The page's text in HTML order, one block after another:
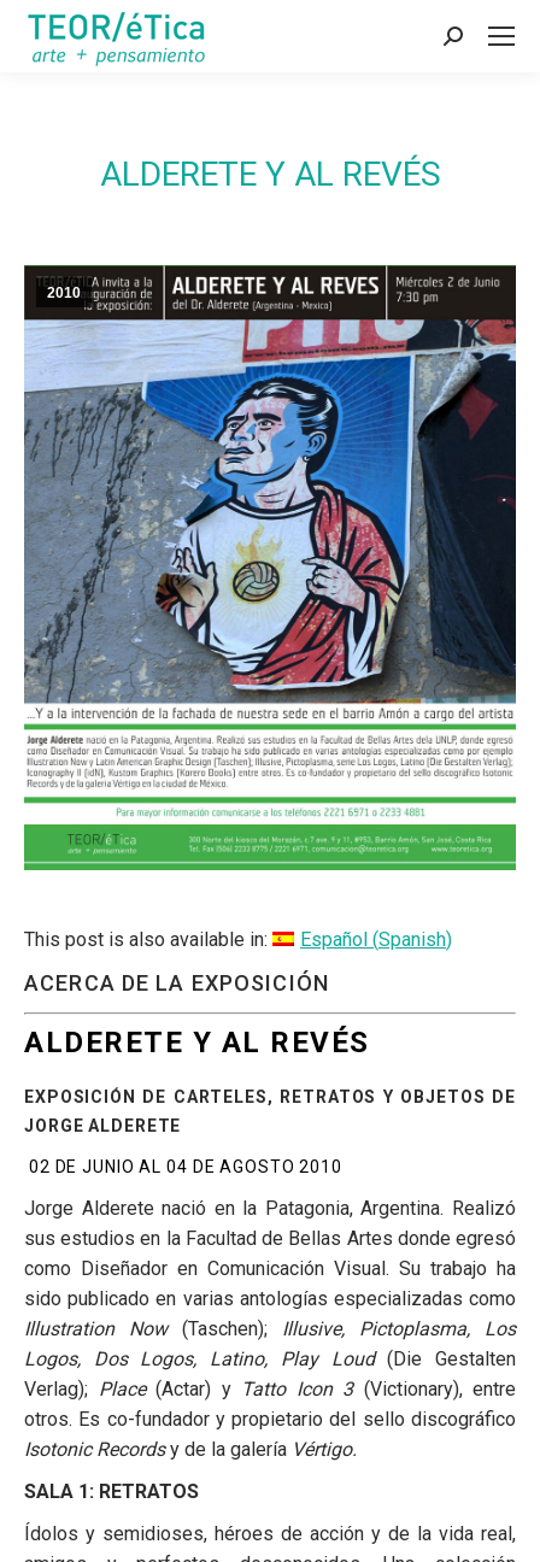
Search:
ALDERETE Y AL REVÉS
2010
This post is also available in: Español (Spanish)
ACERCA DE LA EXPOSICIÓN
ALDERETE Y AL REVÉS
EXPOSICIÓN DE CARTELES, RETRATOS Y OBJETOS DE
JORGE ALDERETE
02 DE JUNIO AL 04 DE AGOSTO 2010
Jorge Alderete nació en la Patagonia, Argentina. Realizó
sus estudios en la Facultad de Bellas Artes donde egresó
como Diseñador en Comunicación Visual. Su trabajo ha
sido publicado en varias antologías especializadas como
Illustration Now(Taschen); Illusive, Pictoplasma, Los
Logos, Dos Logos, Latino, Play Loud(Die Gestalten
Verlag); Place(Actar) y Tatto Icon 3(Victionary), entre
otros. Es co-fundador y propietario del sello discográfico
Isotonic Recordsy de la galería Vértigo.
SALA 1: RETRATOS
Ídolos y semidioses, héroes de acción y de la vida real,